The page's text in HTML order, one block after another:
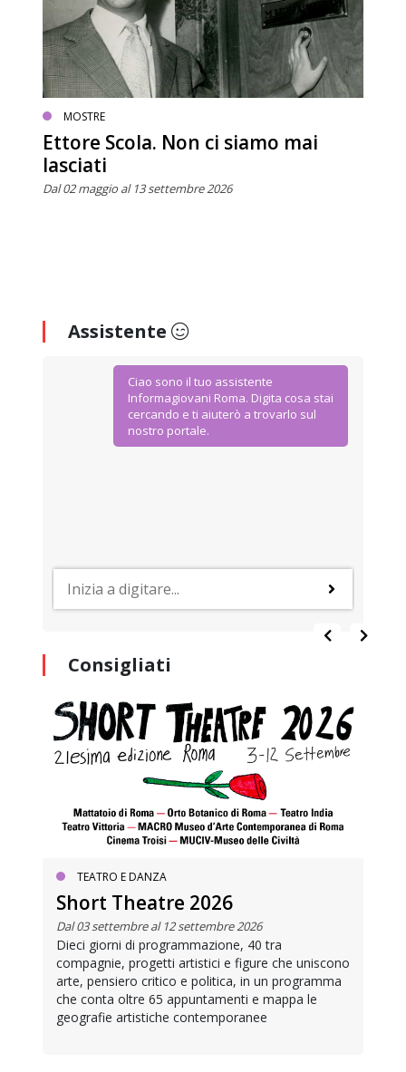
MOSTRE
Ettore Scola. Non ci siamo mai
lasciati
Dal 02 maggio al 13 settembre 2026
Assistente
Ciao sono il tuo assistente
Informagiovani Roma. Digita cosa stai
cercando e ti aiuterò a trovarlo sul
nostro portale.
Consigliati
TEATRO E DANZA
Short Theatre 2026
Dal 03 settembre al 12 settembre 2026
Dieci giorni di programmazione, 40 tra
compagnie, progetti artistici e figure che uniscono
arte, pensiero critico e politica, in un programma
che conta oltre 65 appuntamenti e mappa le
geografie artistiche contemporanee